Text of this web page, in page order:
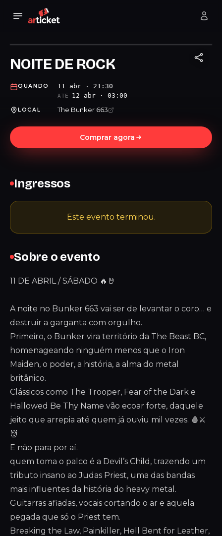
NOITE DE ROCK
QUANDO 11 abr · 21:30
ATÉ 12 abr · 03:00
LOCAL The Bunker 663
Comprar agora
Sobre o evento
11 DE ABRIL / SÁBADO 🔥🤘
A noite no Bunker 663 vai ser de levantar o coro… e
destruir a garganta com orgulho.
Primeiro, o Bunker vira território da The Beast BC,
homenageando ninguém menos que o Iron
Maiden, o poder, a história, a alma do metal
britânico.
Clássicos como The Trooper, Fear of the Dark e
Hallowed Be Thy Name vão ecoar forte, daquele
jeito que arrepia até quem já ouviu mil vezes. 🩸⚔️
👹
E não para por aí.
quem toma o palco é a Devil’s Child, trazendo um
tributo insano ao Judas Priest, uma das bandas
mais influentes da história do heavy metal.
Guitarras afiadas, vocais cortando o ar e aquela
pegada que só o Priest tem.
Breaking the Law, Painkiller, Hell Bent for Leather,
Ingressos
Este evento terminou.